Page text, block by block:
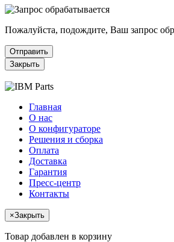
Пожалуйста, подождите, Ваш запрос
Отправить
Закрыть
Главная
О нас
О конфигураторе
Решения и сборка
Оплата
Доставка
Гарантия
Пресс-центр
Контакты
×Закрыть
Товар добавлен в корзину